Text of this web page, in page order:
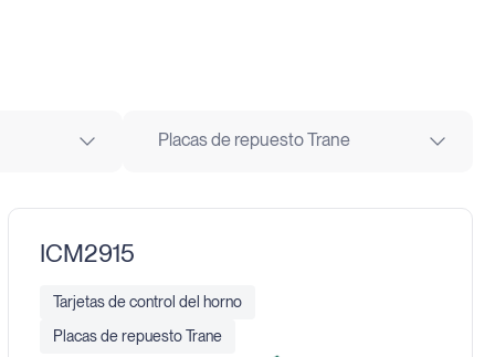
Placas de repuesto Trane
ICM2915
Tarjetas de control del horno
Placas de repuesto Trane